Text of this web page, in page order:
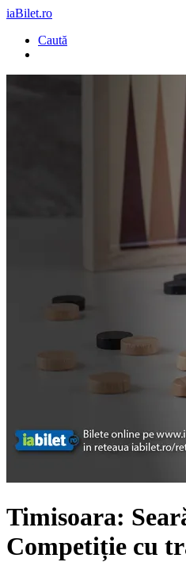
iaBilet.ro
Caută
Timisoara:
Competiție cu